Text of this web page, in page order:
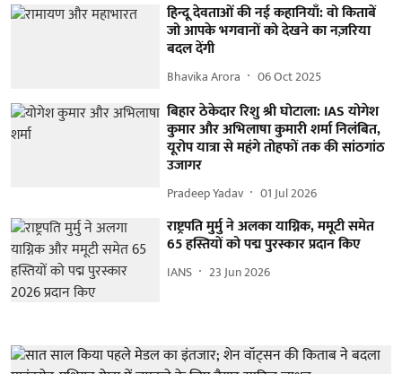
हिन्दू देवताओं की नई कहानियाँ: वो किताबें
जो आपके भगवानों को देखने का नज़रिया
बदल देंगी
Bhavika Arora 06 Oct 2025
बिहार ठेकेदार रिशु श्री घोटाला: IAS योगेश
कुमार और अभिलाषा कुमारी शर्मा निलंबित,
यूरोप यात्रा से महंगे तोहफों तक की सांठगांठ
उजागर
Pradeep Yadav 01 Jul 2026
राष्ट्रपति मुर्मु ने अलका याग्निक, ममूटी समेत
65 हस्तियों को पद्म पुरस्कार प्रदान किए
IANS 23 Jun 2026